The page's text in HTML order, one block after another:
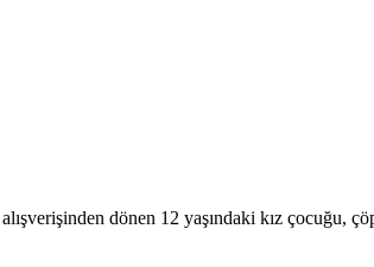
dönen 12 yaşındaki kız çocuğu,